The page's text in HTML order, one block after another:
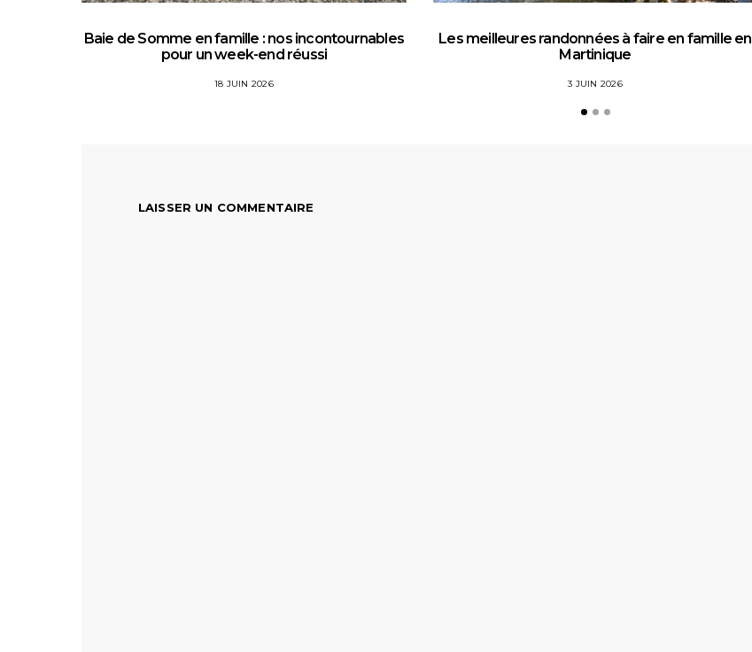
Baie de Somme en famille : nos incontournables
pour un week-end réussi
18 JUIN 2026
Les meilleures randonnées à faire en famille en
Martinique
3 JUIN 2026
LAISSER UN COMMENTAIRE